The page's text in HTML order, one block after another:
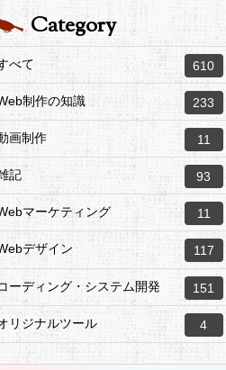
Category
べて 610
制作の知識 233
画制作 11
記 93
マーケティング 11
デザイン 117
ーディング・システム開発 151
リジナルツール 4